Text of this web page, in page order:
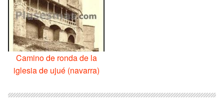
Camino de ronda de la
iglesia de ujué (navarra)